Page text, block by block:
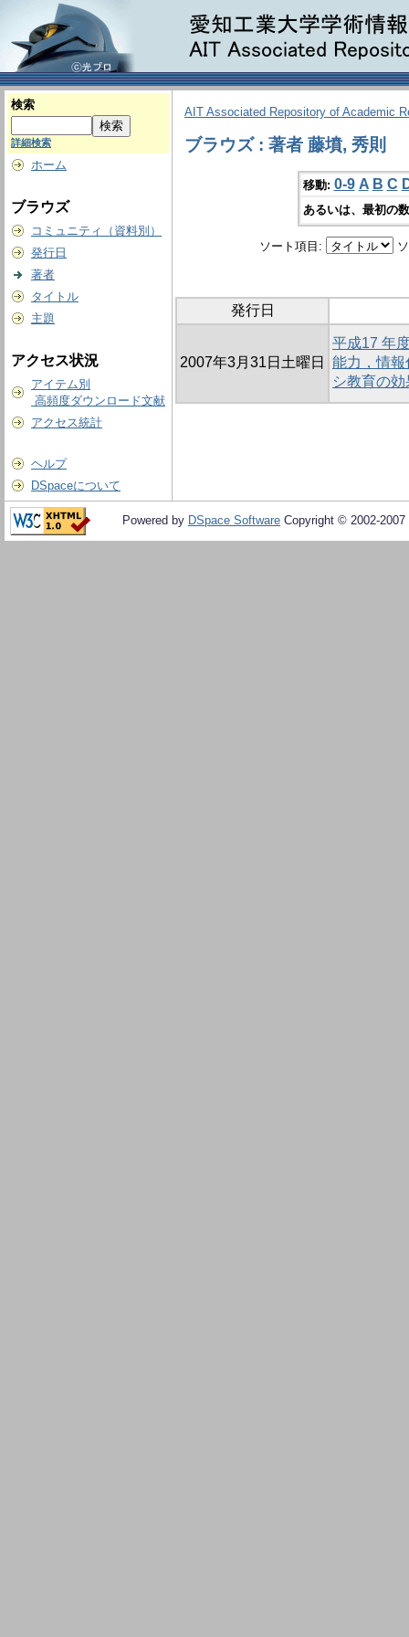
検索
詳細検索
ホーム
ブラウズ
コミュニティ（資料別）
発行日
著者
タイトル
主題
アクセス状況
アイテム別
高頻度ダウンロード文献
アクセス統計
ヘルプ
DSpaceについて
AIT Associated Repository of Academic
ブラウズ : 著者 藤墳, 秀則
移動: 0-9 A B C
あるいは、最初の
ソート項目:
発行日
2007年3月31日土曜日
平成17 年
能力，情
シ教育の
Powered by DSpace Software Copyright © 2002-2007